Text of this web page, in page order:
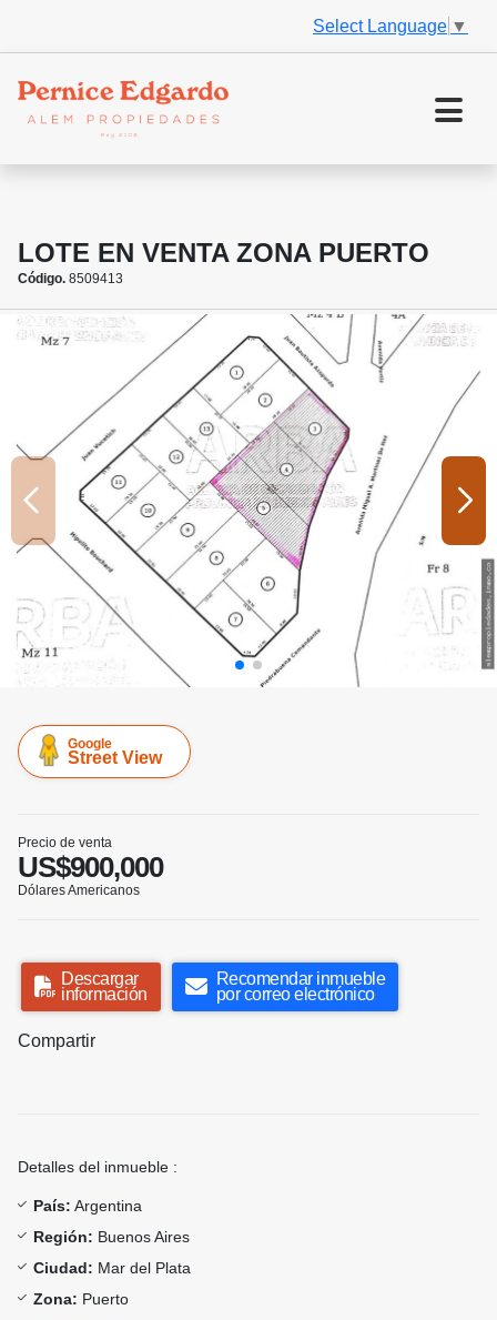
Select Language ▼
LOTE EN VENTA ZONA PUERTO
Código. 8509413
Google
Street View
Precio de venta
US$900,000
Dólares Americanos
Descargar
información
Recomendar inmueble
por correo electrónico
Compartir
Detalles del inmueble :
País: Argentina
Región: Buenos Aires
Ciudad: Mar del Plata
Zona: Puerto